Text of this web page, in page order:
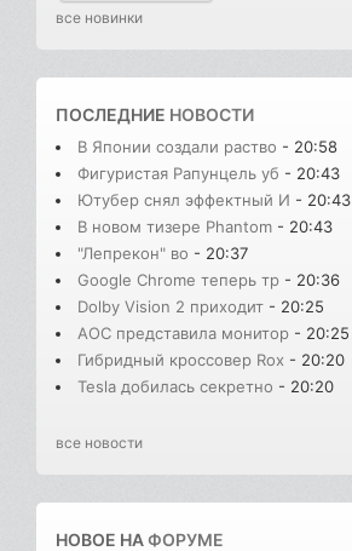
все новинки
ПОСЛЕДНИЕ НОВОСТИ
В Японии создали раство - 20:58
Фигуристая Рапунцель уб - 20:43
Ютубер снял эффектный И - 20:43
В новом тизере Phantom - 20:43
"Лепрекон" во - 20:37
Google Chrome теперь тр - 20:36
Dolby Vision 2 приходит - 20:25
AOC представила монитор - 20:25
Гибридный кроссовер Rox - 20:20
Tesla добилась секретно - 20:20
все новости
НОВОЕ НАФОРУМЕ